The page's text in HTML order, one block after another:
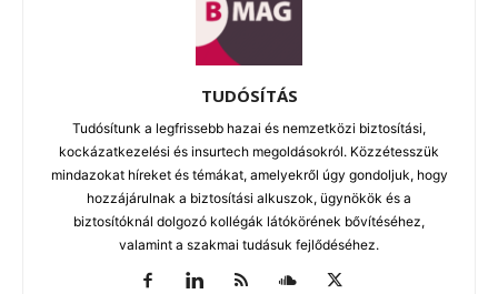
TUDÓSÍTÁS
Tudósítunk a legfrissebb hazai és nemzetközi biztosítási,
kockázatkezelési és insurtech megoldásokról. Közzétesszük
mindazokat híreket és témákat, amelyekről úgy gondoljuk, hogy
hozzájárulnak a biztosítási alkuszok, ügynökök és a
biztosítóknál dolgozó kollégák látókörének bővítéséhez,
valamint a szakmai tudásuk fejlődéséhez.